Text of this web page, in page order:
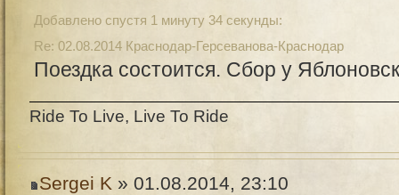
Добавлено спустя 1 минуту 34 секунды:
Re: 02.08.2014 Краснодар-Герсеванова-Краснодар
Поездка состоится. Сбор у
Ride To Live, Live To Ride
Sergei K » 01.08.2014, 23:10